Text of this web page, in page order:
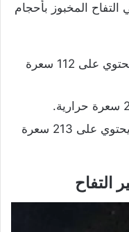
المخبوز بأحجام
100 جرام من التفاح المخبوز تحتوي على 112 سعرة
كوب عادي من التفاح المخبوز يحتوي على 213 سعرة
التفاح